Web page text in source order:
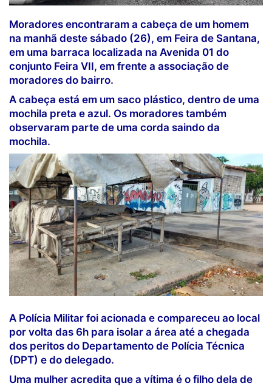
Moradores encontraram a cabeça de um homem
na manhã deste sábado (26), em Feira de Santana,
em uma barraca localizada na Avenida 01 do
conjunto Feira VII, em frente a associação de
moradores do bairro.
A cabeça está em um saco plástico, dentro de uma
mochila preta e azul. Os moradores também
observaram parte de uma corda saindo da
mochila.
A Polícia Militar foi acionada e compareceu ao local
por volta das 6h para isolar a área até a chegada
dos peritos do Departamento de Polícia Técnica
(DPT) e do delegado.
Uma mulher acredita que a vítima é o filho dela de